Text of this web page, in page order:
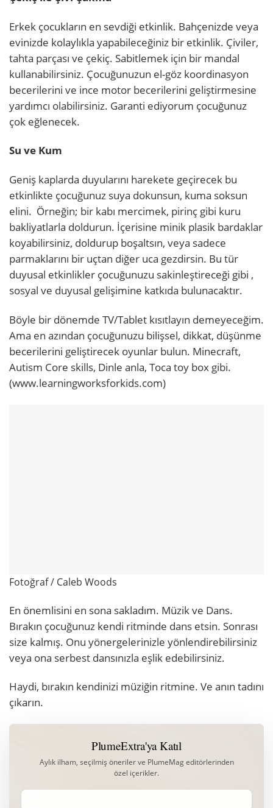
Erkek çocukların en sevdiği etkinlik. Bahçenizde veya
evinizde kolaylıkla yapabileceğiniz bir etkinlik. Çiviler,
tahta parçası ve çekiç. Sabitlemek için bir mandal
kullanabilirsiniz. Çocuğunuzun el-göz koordinasyon
becerilerini ve ince motor becerilerini geliştirmesine
yardımcı olabilirsiniz. Garanti ediyorum çocuğunuz
çok eğlenecek.
Su ve Kum
Geniş kaplarda duyularını harekete geçirecek bu
etkinlikte çocuğunuz suya dokunsun, kuma soksun
elini. Örneğin; bir kabı mercimek, pirinç gibi kuru
bakliyatlarla doldurun. İçerisine minik plasik bardaklar
koyabilirsiniz, doldurup boşaltsın, veya sadece
parmaklarını bir uçtan diğer uca gezdirsin. Bu tür
duyusal etkinlikler çocuğunuzu sakinleştireceği gibi ,
sosyal ve duyusal gelişimine katkıda bulunacaktır.
Böyle bir dönemde TV/Tablet kısıtlayın demeyeceğim.
Ama en azından çocuğunuzu bilişsel, dikkat, düşünme
becerilerini geliştirecek oyunlar bulun. Minecraft,
Autism Core skills, Dinle anla, Toca toy box gibi.
(www.learningworksforkids.com)
Fotoğraf / Caleb Woods
En önemlisini en sona sakladım. Müzik ve Dans.
Bırakın çocuğunuz kendi ritminde dans etsin. Sonrası
size kalmış. Onu yönergelerinizle yönlendirebilirsiniz
veya ona serbest dansınızla eşlik edebilirsiniz.
Haydi, bırakın kendinizi müziğin ritmine. Ve anın tadını
çıkarın.
PlumeExtra'ya Katıl
Aylık ilham, seçilmiş öneriler ve PlumeMag editörlerinden
özel içerikler.